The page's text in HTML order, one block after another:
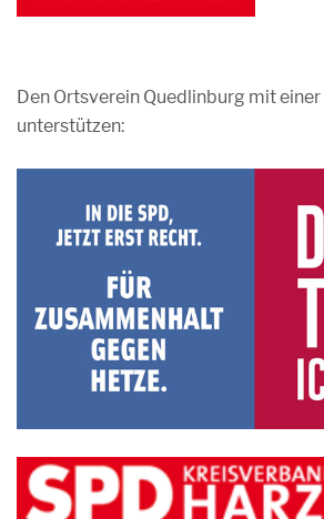
Den Ortsverein Quedlinburg mit
unterstützen: